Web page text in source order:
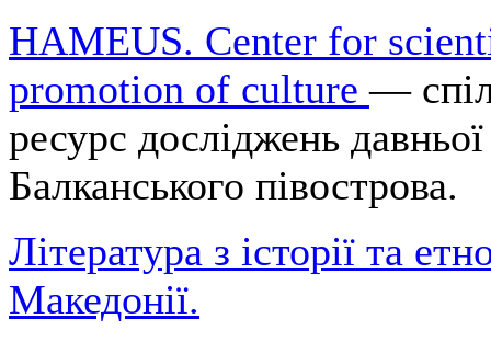
HAMEUS. Center for
promotion of culture—
ресурс досліджень давньої
Балканського півострова.
Література з історії та
Македонії.